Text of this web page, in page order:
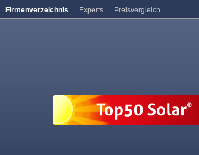
Firmenverzeichnis Experts Preisvergleich